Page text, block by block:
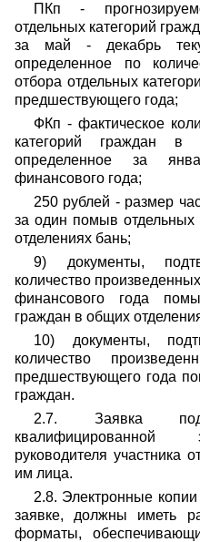
ПКп -
отдельных категорий
за май - декабрь
определенное по
отбора отдельных
предшествующего года;
ФКп - фактическое
категорий граждан в
определенное за
финансового года;
250 рублей - размер
за один помыв отдельных
отделениях бань;
9) документы,
количество
финансового года
граждан в общих
10) документы,
количество
предшествующего года
граждан.
2.7. Заявка
квалифицированной
руководителя участника
им лица.
2.8. Электронные
заявке, должны иметь
форматы,